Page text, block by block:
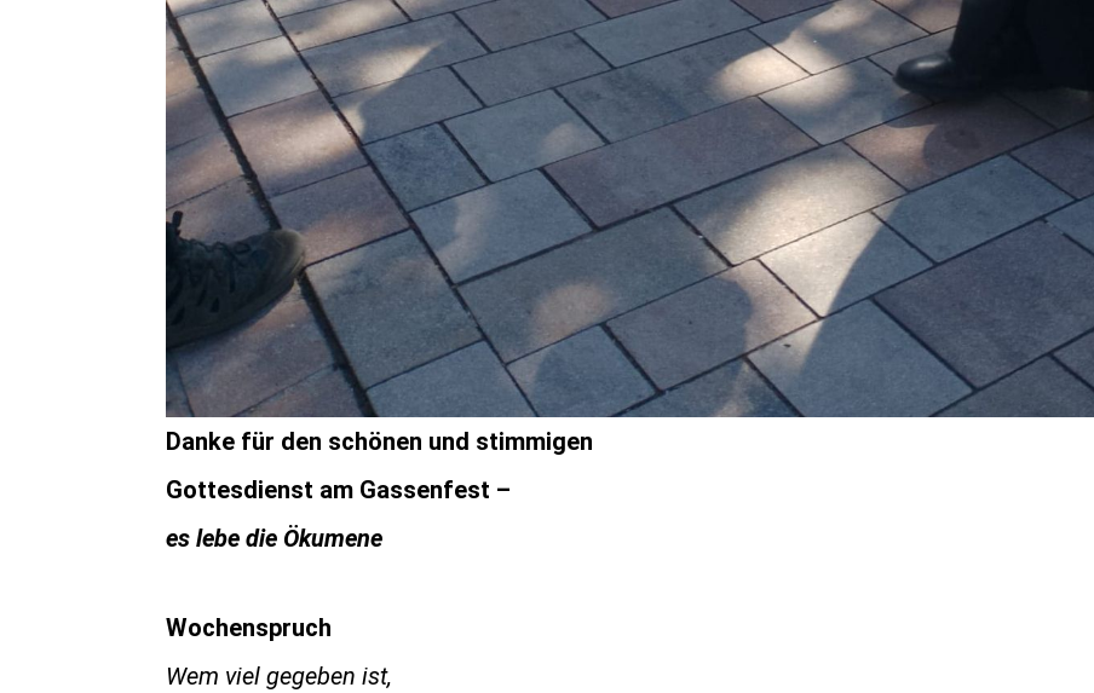
Danke für den schönen und stimmigen
Gottesdienst am Gassenfest –
es lebe die Ökumene
Wochenspruch
Wem viel gegeben ist,